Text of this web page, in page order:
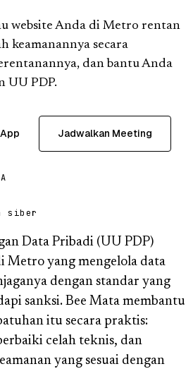
website Anda di Metro rentan
keamanannya secara
dan bantu Anda
UU PDP.
Jadwalkan Meeting
siber
Data Pribadi (UU PDP)
Metro yang mengelola data
dengan standar yang
sanksi. Bee Mata membantu
itu secara praktis:
celah teknis, dan
yang sesuai dengan